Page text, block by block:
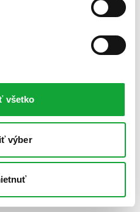
všetko
výber